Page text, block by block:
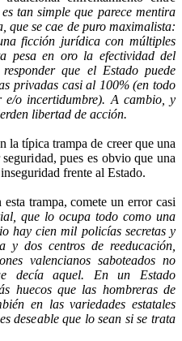
tan simple que parece mentira
que se cae de puro maximalista:
ficción jurídica con múltiples
pesa en oro la efectividad del
que el Estado puede
privadas casi al 100% (en todo
o incertidumbre). A cambio, y
libertad de acción.
la típica trampa de creer que una
pues es obvio que una
frente al Estado.
trampa, comete un error casi
que lo ocupa todo como una
hay cien mil policías secretas y
y dos centros de reeducación,
valencianos saboteados no
decía aquel. En un Estado
huecos que las hombreras de
en las variedades estatales
deseable que lo sean si se trata